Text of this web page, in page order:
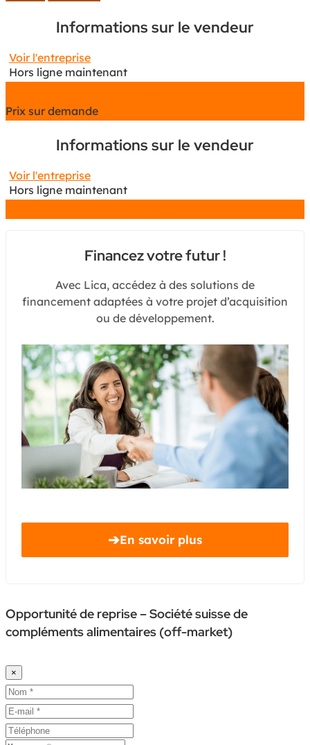
Informations sur le vendeur
Voir l'entreprise
Hors ligne maintenant
Prix sur demande
Informations sur le vendeur
Voir l'entreprise
Hors ligne maintenant
Financez votre futur !
Avec Lica, accédez à des solutions de
financement adaptées à votre projet d’acquisition
ou de développement.
➔En savoir plus
Opportunité de reprise – Société suisse de
compléments alimentaires (off-market)
×